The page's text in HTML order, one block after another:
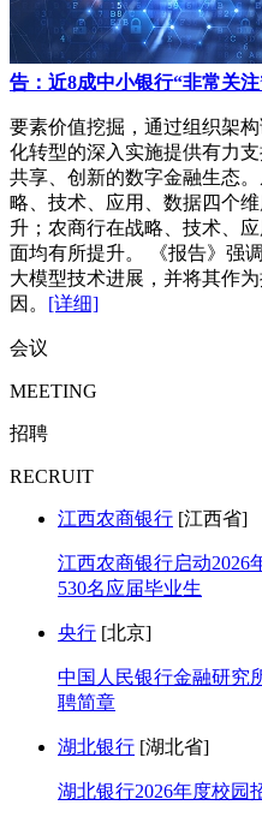
告：近8成中小银行“非常关
要素价值挖掘，通过组织架
化转型的深入实施提供有力
共享、创新的数字金融生态
略、技术、应用、数据四个
升；农商行在战略、技术、
面均有所提升。 《报告》强
大模型技术进展，并将其作
因。 [详细]
会议
MEETING
招聘
RECRUIT
江西农商银行 [江西省]
江西农商银行启动2026
530名应届毕业生
央行 [北京]
中国人民银行金融研究
聘简章
湖北银行 [湖北省]
湖北银行2026年度校园